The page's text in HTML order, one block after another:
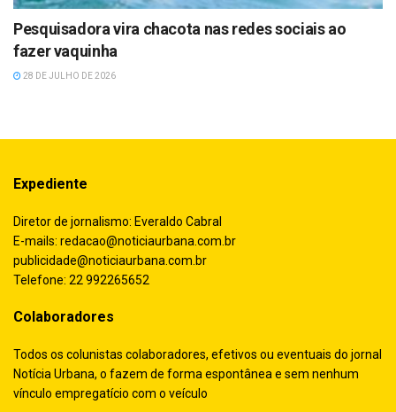
Pesquisadora vira chacota nas redes sociais ao
fazer vaquinha
28 DE JULHO DE 2026
Expediente
Diretor de jornalismo: Everaldo Cabral
E-mails: redacao@noticiaurbana.com.br
publicidade@noticiaurbana.com.br
Telefone: 22 992265652
Colaboradores
Todos os colunistas colaboradores, efetivos ou eventuais do jornal
Notícia Urbana, o fazem de forma espontânea e sem nenhum
vínculo empregatício com o veículo